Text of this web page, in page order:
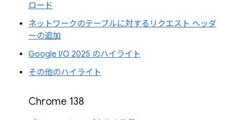
ロード
ネットワークのテーブルに対するリクエスト ヘッダ
ーの追加
Google I/O 2025 のハイライト
その他のハイライト
Chrome 138